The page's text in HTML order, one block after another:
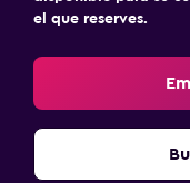
el que reserves.